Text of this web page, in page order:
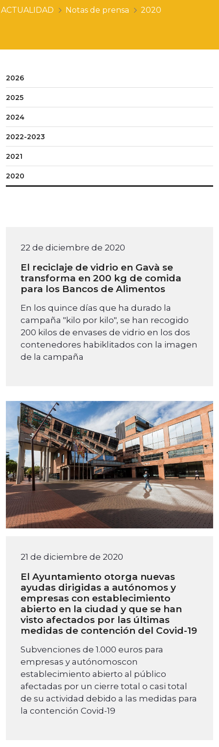
ACTUALIDAD Notas de prensa 2020
2026
2025
2024
2022-2023
2021
2020
22 de diciembre de 2020
El reciclaje de vidrio en Gavà se
transforma en 200 kg de comida
para los Bancos de Alimentos
En los quince días que ha durado la
campaña "kilo por kilo", se han recogido
200 kilos de envases de vidrio en los dos
contenedores habiklitados con la imagen
de la campaña
21 de diciembre de 2020
El Ayuntamiento otorga nuevas
ayudas dirigidas a autónomos y
empresas con establecimiento
abierto en la ciudad y que se han
visto afectados por las últimas
medidas de contención del Covid-19
Subvenciones de 1.000 euros para
empresas y autónomoscon
establecimiento abierto al público
afectadas por un cierre total o casi total
de su actividad debido a las medidas para
la contención Covid-19